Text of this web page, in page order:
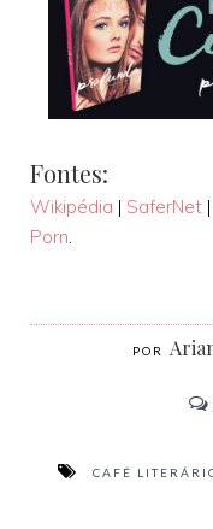
Fontes:
Wikipédia | SaferNet |
Porn.
CAFÉ